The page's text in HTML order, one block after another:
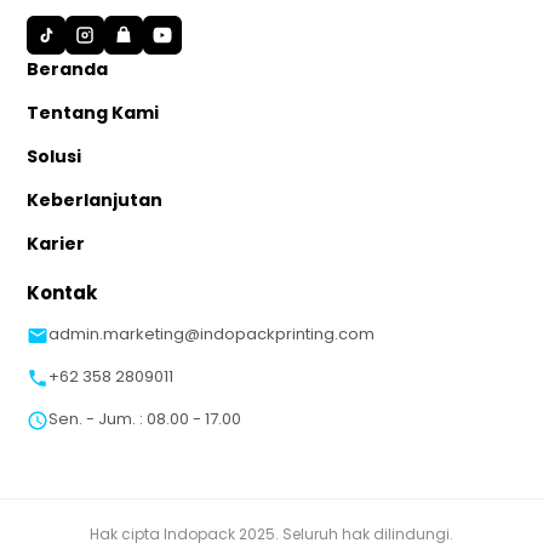
Beranda
Tentang Kami
Solusi
Keberlanjutan
Karier
Kontak
admin.marketing@indopackprinting.com
+62 358 2809011
Sen. - Jum. : 08.00 - 17.00
Hak cipta Indopack 2025. Seluruh hak dilindungi.